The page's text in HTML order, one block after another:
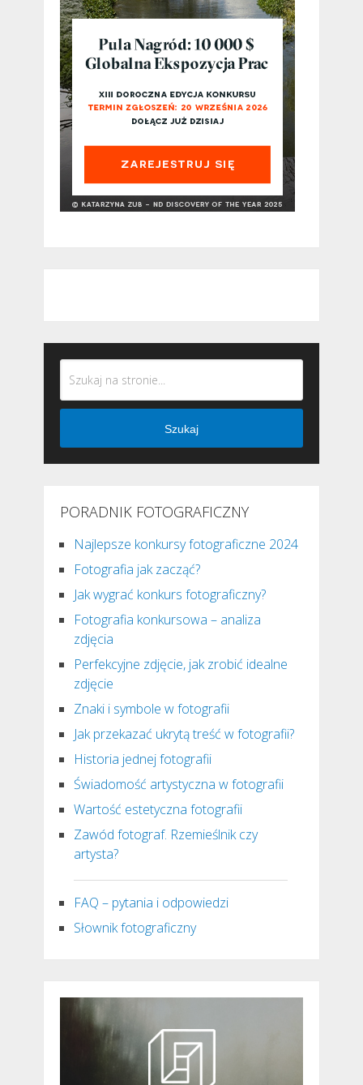
Szukaj
PORADNIK FOTOGRAFICZNY
Najlepsze konkursy fotograficzne 2024
Fotografia jak zacząć?
Jak wygrać konkurs fotograficzny?
Fotografia konkursowa – analiza
zdjęcia
Perfekcyjne zdjęcie, jak zrobić idealne
zdjęcie
Znaki i symbole w fotografii
Jak przekazać ukrytą treść w fotografii?
Historia jednej fotografii
Świadomość artystyczna w fotografii
Wartość estetyczna fotografii
Zawód fotograf. Rzemieślnik czy
artysta?
FAQ – pytania i odpowiedzi
Słownik fotograficzny